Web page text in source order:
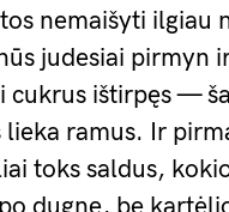
nemaišyti ilgiau
judesiai pirmyn
ištirpęs —
lieka ramus. Ir
toks saldus,